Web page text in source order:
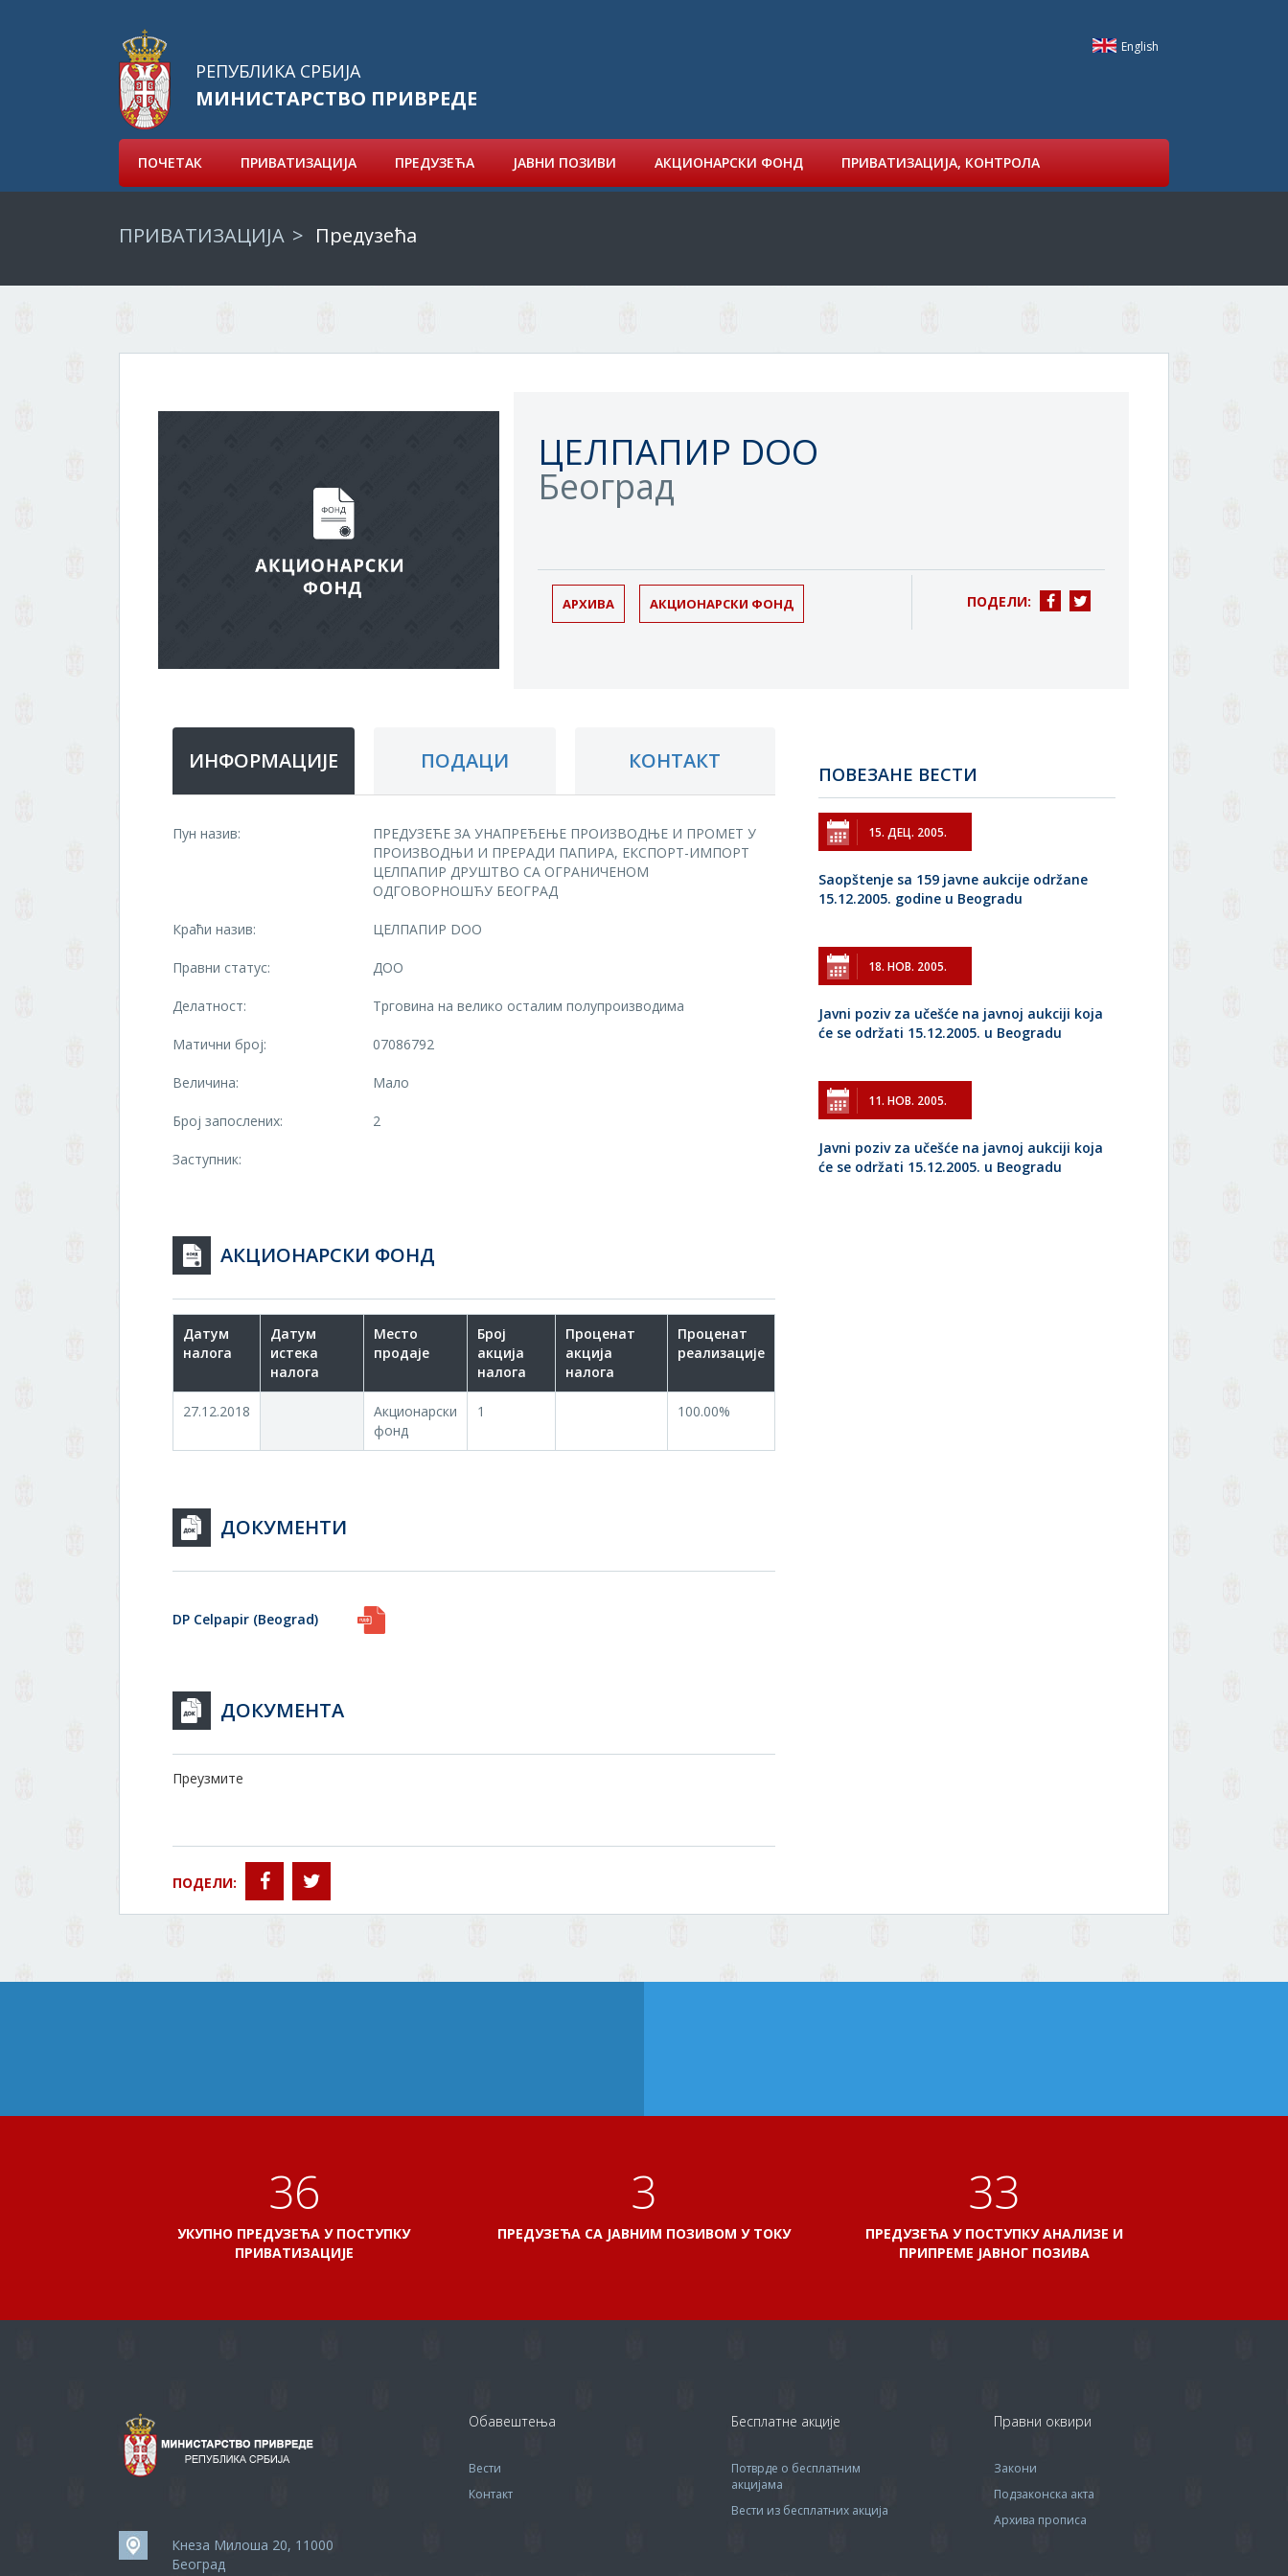
English
РЕПУБЛИКА СРБИЈА
МИНИСТАРСТВО ПРИВРЕДЕ
ПОЧЕТАК ПРИВАТИЗАЦИЈА ПРЕДУЗЕЋА ЈАВНИ ПОЗИВИ АКЦИОНАРСКИ ФОНД ПРИВАТИЗАЦИЈА, КОНТРОЛА
ПРИВАТИЗАЦИЈА Предузећа
ЦЕЛПАПИР DOO
Београд
АРХИВА АКЦИОНАРСКИ ФОНД ПОДЕЛИ:
ИНФОРМАЦИЈЕ ПОДАЦИ КОНТАКТ
Пун назив:
ПРЕДУЗЕЋЕ ЗА УНАПРЕЂЕЊЕ ПРОИЗВОДЊЕ И ПРОМЕТ У
ПРОИЗВОДЊИ И ПРЕРАДИ ПАПИРА, ЕКСПОРТ-ИМПОРТ
ЦЕЛПАПИР ДРУШТВО СА ОГРАНИЧЕНОМ
ОДГОВОРНОШЋУ БЕОГРАД
Краћи назив: ЦЕЛПАПИР DOO
Правни статус: ДОО
Делатност: Трговина на велико осталим полупроизводима
Матични број: 07086792
Величина: Мало
Број запослених: 2
Заступник:
АКЦИОНАРСКИ ФОНД
Датум
налога
Датум
истека
налога
Место
продаје
Број
акција
налога
Проценат
акција
налога
Проценат
реализације
27.12.2018
Акционарски
фонд
1 100.00%
ДОКУМЕНТИ
DP Celpapir (Beograd)
ДОКУМЕНТА
Преузмите
ПОДЕЛИ:
ПОВЕЗАНЕ ВЕСТИ
15. ДЕЦ. 2005.
Saopštenje sa 159 javne aukcije održane
15.12.2005. godine u Beogradu
18. НОВ. 2005.
Javni poziv za učešće na javnoj aukciji koja
će se održati 15.12.2005. u Beogradu
11. НОВ. 2005.
Javni poziv za učešće na javnoj aukciji koja
će se održati 15.12.2005. u Beogradu
41
УКУПНО ПРЕДУЗЕЋА У ПОСТУПКУ
ПРИВАТИЗАЦИЈЕ
3
ПРЕДУЗЕЋА СА ЈАВНИМ ПОЗИВОМ У ТОКУ
38
ПРЕДУЗЕЋА У ПОСТУПКУ АНАЛИЗЕ И
ПРИПРЕМЕ ЈАВНОГ ПОЗИВА
Кнеза Милоша 20, 11000
Београд
Обавештења
Вести
Контакт
Бесплатне акције
Потврде о бесплатним
акцијама
Вести из бесплатних акција
Правни оквири
Закони
Подзаконска акта
Архива прописa